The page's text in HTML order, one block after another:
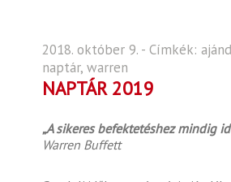
2018. október 9. - Címkék:
naptár, warren
NAPTÁR 2019
„A sikeres befektetéshez mindig
Warren Buffett